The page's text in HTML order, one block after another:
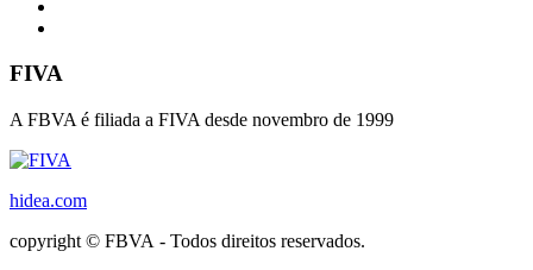
FIVA
A FBVA é filiada a FIVA desde novembro de 1999
hidea.com
copyright © FBVA - Todos direitos reservados.